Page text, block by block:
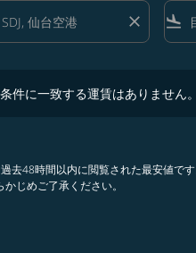
close flight_land
件に一致する運賃はありません
去48時間以内に閲覧された最安値で
じめご了承ください。